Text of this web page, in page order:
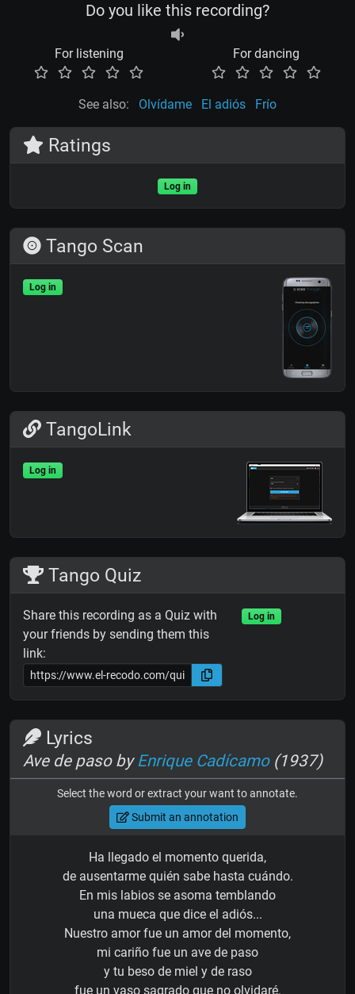
Do you like this recording?
For listening For dancing
See also: Olvídame El adiós Frío
Ratings
Log in
Tango Scan
Log in
TangoLink
Log in
Tango Quiz
Share this recording as a Quiz with
your friends by sending them this
link:
Log in
Lyrics
Ave de paso byEnrique Cadícamo(1937)
Select the word or extract your want to annotate.
Submit an annotation
Ha llegado el momento querida,
de ausentarme quién sabe hasta cuándo.
En mis labios se asoma temblando
una mueca que dice el adiós...
Nuestro amor fue un amor del momento,
mi cariño fue un ave de paso
y tu beso de miel y de raso
fue un vaso sagrado que no olvidaré.